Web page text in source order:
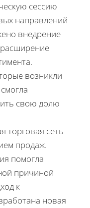
сессию
направлений
внедрение
возникли
свою долю
торговая сеть
продаж.
помогла
причиной
к
новая